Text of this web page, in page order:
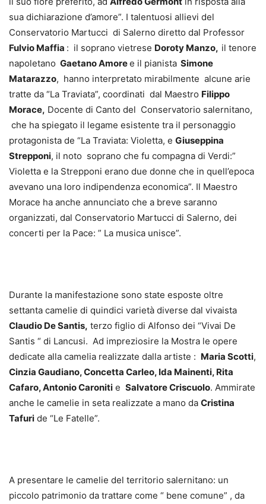
sua dichiarazione d’amore”. I talentuosi allievi del
Conservatorio Martucci di Salerno diretto dal Professor
Fulvio Maffia : il soprano vietrese Doroty Manzo, il tenore
napoletano Gaetano Amoree il pianista Simone
Matarazzo, hanno interpretato mirabilmente alcune arie
tratte da “La Traviata”, coordinati dal Maestro Filippo
Morace, Docente di Canto del Conservatorio salernitano,
che ha spiegato il legame esistente tra il personaggio
protagonista de “La Traviata: Violetta, e Giuseppina
Strepponi, il noto soprano che fu compagna di Verdi:”
Violetta e la Strepponi erano due donne che in quell’epoca
avevano una loro indipendenza economica”. Il Maestro
Morace ha anche annunciato che a breve saranno
organizzati, dal Conservatorio Martucci di Salerno, dei
concerti per la Pace: ” La musica unisce”.
Durante la manifestazione sono state esposte oltre
settanta camelie di quindici varietà diverse dal vivaista
Claudio De Santis, terzo figlio di Alfonso dei “Vivai De
Santis “ di Lancusi. Ad impreziosire la Mostra le opere
dedicate alla camelia realizzate dalla artiste : Maria Scotti,
Cinzia Gaudiano, Concetta Carleo, Ida Mainenti, Rita
Cafaro, Antonio Caroniti e Salvatore Criscuolo. Ammirate
anche le camelie in seta realizzate a mano da Cristina
Tafuri de “Le Fatelle”.
A presentare le camelie del territorio salernitano: un
piccolo patrimonio da trattare come “ bene comune” , da